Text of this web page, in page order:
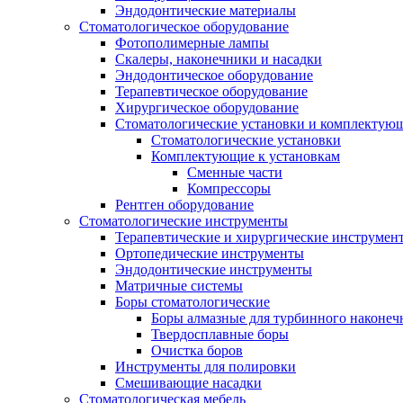
Эндодонтические материалы
Стоматологическое оборудование
Фотополимерные лампы
Скалеры, наконечники и насадки
Эндодонтическое оборудование
Терапевтическое оборудование
Хирургическое оборудование
Стоматологические установки и
Стоматологические установки
Комплектующие к установкам
Сменные части
Компрессоры
Рентген оборудование
Стоматологические инструменты
Терапевтические и хирургические
Ортопедические инструменты
Эндодонтические инструменты
Матричные системы
Боры стоматологические
Боры алмазные для турбинного
Твердосплавные боры
Очистка боров
Инструменты для полировки
Смешивающие насадки
Стоматологическая мебель